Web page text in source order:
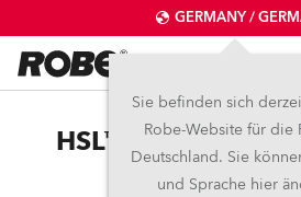
GERMANY /
Sie befinden sich
Robe-Website für die
Deutschland. Sie
und Sprache hier
HSL™ – HotSpot-
Profiler